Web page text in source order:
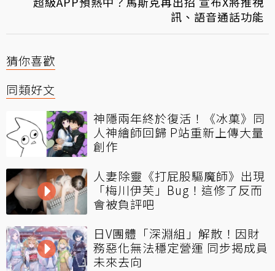
訊、語音通話功能
猜你喜歡
同類好文
神隱兩年終於復活！《冰菓》同
人神繪師回歸 P站重新上傳大量
創作
人妻除靈《打屁股驅魔師》出現
「梅川伊芙」Bug！這修了反而
會被負評吧
日V團體「深淵組」解散！因財
務惡化無法穩定營運 同步揭成員
未來去向